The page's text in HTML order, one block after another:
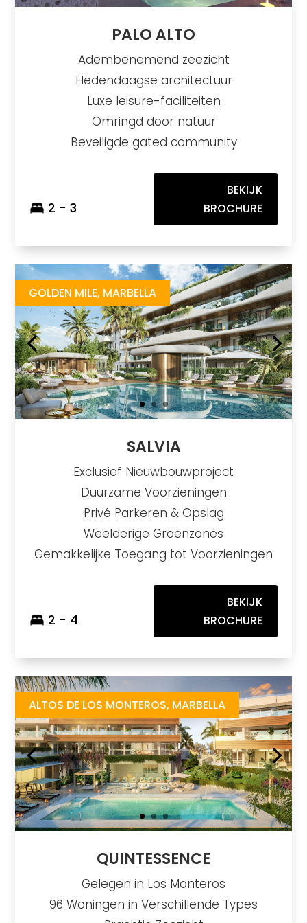
PALO ALTO
Adembenemend zeezicht
Hedendaagse architectuur
Luxe leisure-faciliteiten
Omringd door natuur
Beveiligde gated community
2 - 3
BEKIJK
BROCHURE
GOLDEN MILE, MARBELLA
SALVIA
Exclusief Nieuwbouwproject
Duurzame Voorzieningen
Privé Parkeren & Opslag
Weelderige Groenzones
Gemakkelijke Toegang tot Voorzieningen
2 - 4
BEKIJK
BROCHURE
ALTOS DE LOS MONTEROS, MARBELLA
QUINTESSENCE
Gelegen in Los Monteros
96 Woningen in Verschillende Types